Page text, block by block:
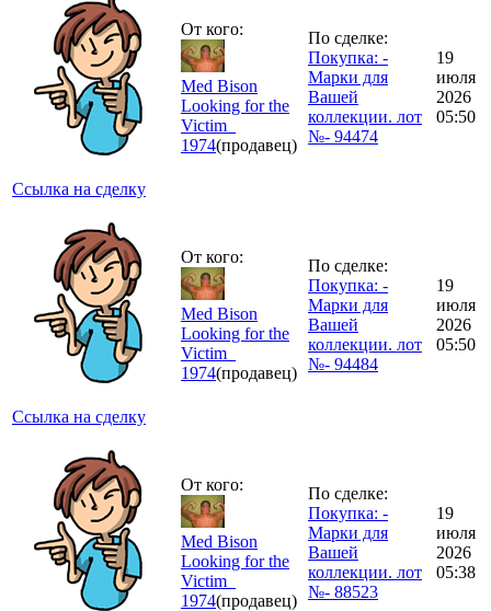
Ссылка на сделку
От кого:
Med Bison
Looking for the
Victim_
1974(продавец)
По сделке:
Покупка: -
Марки для
Вашей
коллекции. лот
№- 94474
19
июля
2026
05:50
Ссылка на сделку
От кого:
Med Bison
Looking for the
Victim_
1974(продавец)
По сделке:
Покупка: -
Марки для
Вашей
коллекции. лот
№- 94484
19
июля
2026
05:50
От кого:
Med Bison
Looking for the
Victim_
1974(продавец)
По сделке:
Покупка: -
Марки для
Вашей
коллекции. лот
№- 88523
19
июля
2026
05:38